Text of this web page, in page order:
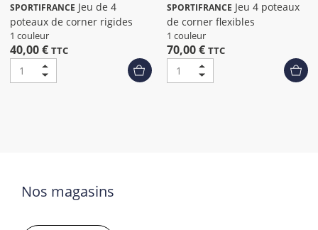
SPORTIFRANCE
poteaux de corner rigides
1 couleur
40,00 € TTC
SPORTIFRANCE
de corner flexibles
1 couleur
70,00 € TTC
Nos magasins